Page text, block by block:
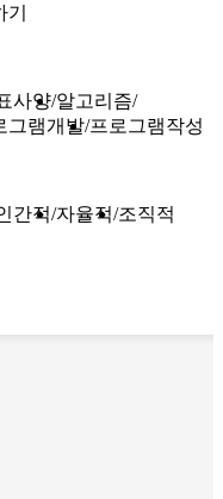
사양 알고리즘
그램개발 프로그램작성
간적 자율적 조직적